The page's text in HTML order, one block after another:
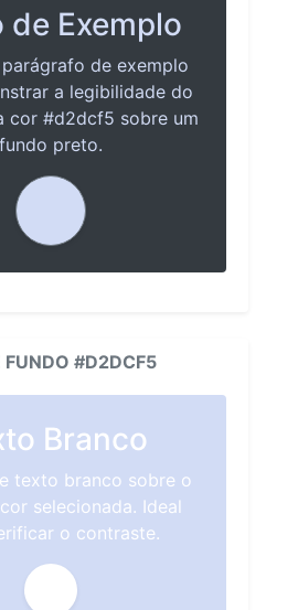
de Exemplo
de exemplo
a legibilidade do
cor #d2dcf5 sobre um
fundo preto.
FUNDO #D2DCF5
Branco
texto branco sobre o
selecionada. Ideal
o contraste.